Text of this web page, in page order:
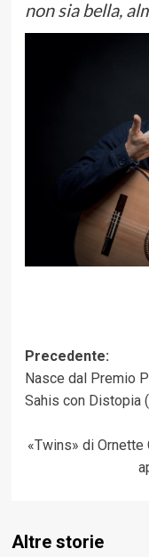
non sia bella,
articolo
Precedente:
Nasce dal Premio
Sahis con Distopia
«Twins» di Ornette
Altre storie